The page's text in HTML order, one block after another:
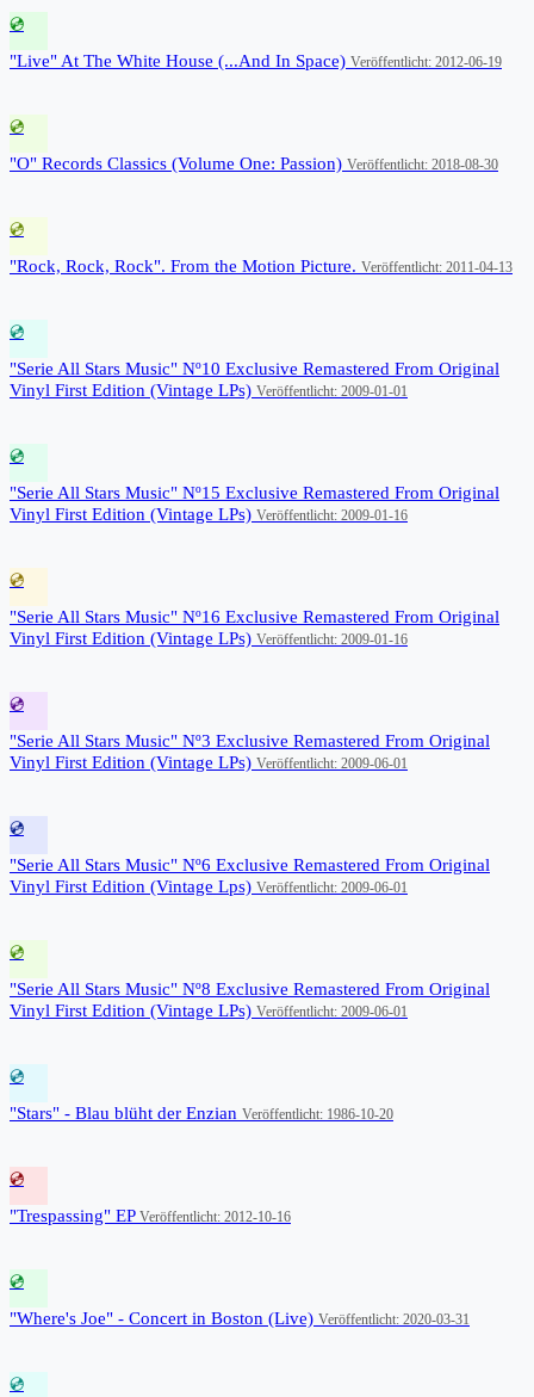
💿
"Live" At The White House (...And In Space) Veröffentlicht: 2012-06-19
💿
"O" Records Classics (Volume One: Passion) Veröffentlicht: 2018-08-30
💿
"Rock, Rock, Rock". From the Motion Picture. Veröffentlicht: 2011-04-13
💿
"Serie All Stars Music" Nº10 Exclusive Remastered From Original
Vinyl First Edition (Vintage LPs) Veröffentlicht: 2009-01-01
💿
"Serie All Stars Music" Nº15 Exclusive Remastered From Original
Vinyl First Edition (Vintage LPs) Veröffentlicht: 2009-01-16
💿
"Serie All Stars Music" Nº16 Exclusive Remastered From Original
Vinyl First Edition (Vintage LPs) Veröffentlicht: 2009-01-16
💿
"Serie All Stars Music" Nº3 Exclusive Remastered From Original
Vinyl First Edition (Vintage LPs) Veröffentlicht: 2009-06-01
💿
"Serie All Stars Music" Nº6 Exclusive Remastered From Original
Vinyl First Edition (Vintage Lps) Veröffentlicht: 2009-06-01
💿
"Serie All Stars Music" Nº8 Exclusive Remastered From Original
Vinyl First Edition (Vintage LPs) Veröffentlicht: 2009-06-01
💿
"Stars" - Blau blüht der Enzian Veröffentlicht: 1986-10-20
💿
"Trespassing" EP Veröffentlicht: 2012-10-16
💿
"Where's Joe" - Concert in Boston (Live) Veröffentlicht: 2020-03-31
💿